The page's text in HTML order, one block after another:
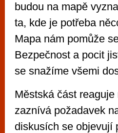
budou na mapě
ta, kde je potřeba
Mapa nám pomůže
Bezpečnost a pocit
se snažíme všemi
Městská část
zaznívá požadavek
diskusích se objevují